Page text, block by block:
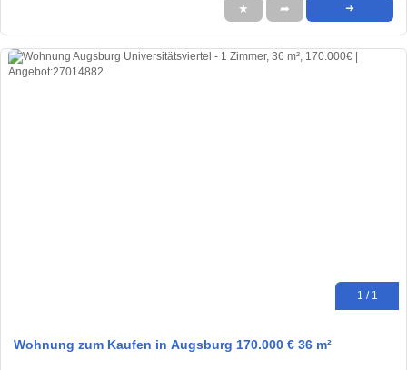
★ ➦ ➜
1 / 1
Wohnung zum Kaufen in Augsburg 170.000 € 36 m²